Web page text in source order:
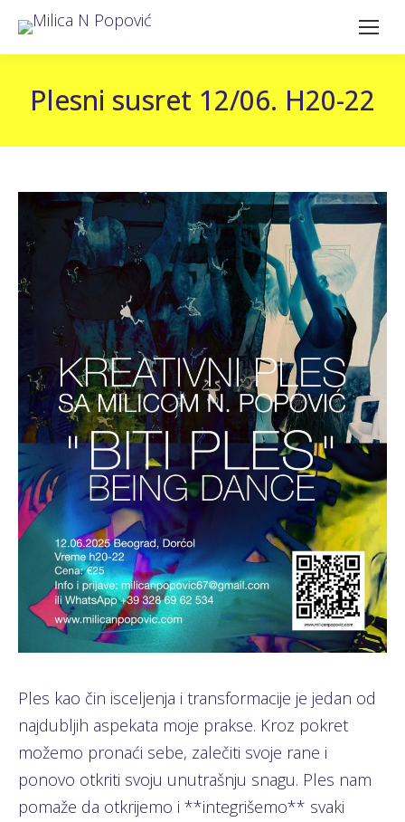
Plesni susret 12/06. H20-22
Ples kao čin isceljenja i transformacije je jedan od
najdubljih aspekata moje prakse. Kroz pokret
možemo pronaći sebe, zalečiti svoje rane i
ponovo otkriti svoju unutrašnju snagu. Ples nam
pomaže da otkrijemo i **integrišemo** svaki